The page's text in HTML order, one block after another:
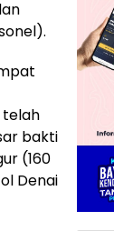
telah
bakti
(160
Denai